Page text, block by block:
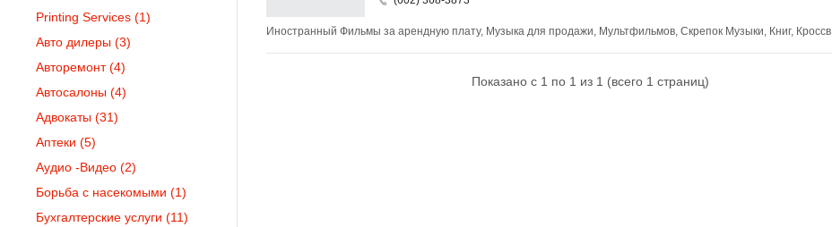
Иностранный Фильмы за арендную плату, Музыка для продажи, Мультфильмов, Скрепок Музыки, Книг, Кроссв
Показано с 1 по 1 из 1 (всего 1 страниц)
Printing Services (1)
Авто дилеры (3)
Авторемонт(4)
Автосалоны (4)
Адвокаты (31)
Аптеки (5)
Аудио -Видео (2)
Борьба с насекомыми (1)
Бухгалтерские услуги (11)